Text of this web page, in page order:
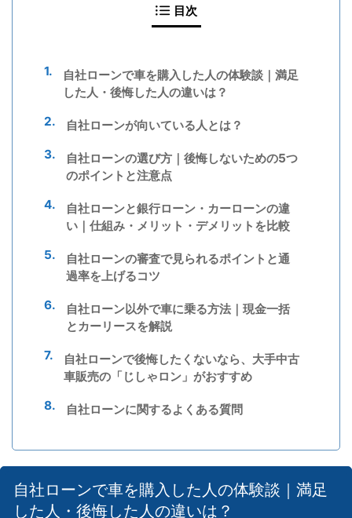
目次
自社ローンで車を購入した人の体験談｜満足
した人・後悔した人の違いは？
自社ローンが向いている人とは？
自社ローンの選び方｜後悔しないための5つ
のポイントと注意点
自社ローンと銀行ローン・カーローンの違
い｜仕組み・メリット・デメリットを比較
自社ローンの審査で見られるポイントと通
過率を上げるコツ
自社ローン以外で車に乗る方法｜現金一括
とカーリースを解説
自社ローンで後悔したくないなら、大手中古
車販売の「じしゃロン」がおすすめ
自社ローンに関するよくある質問
自社ローンで車を購入した人の体験談｜満足
した人・後悔した人の違いは？